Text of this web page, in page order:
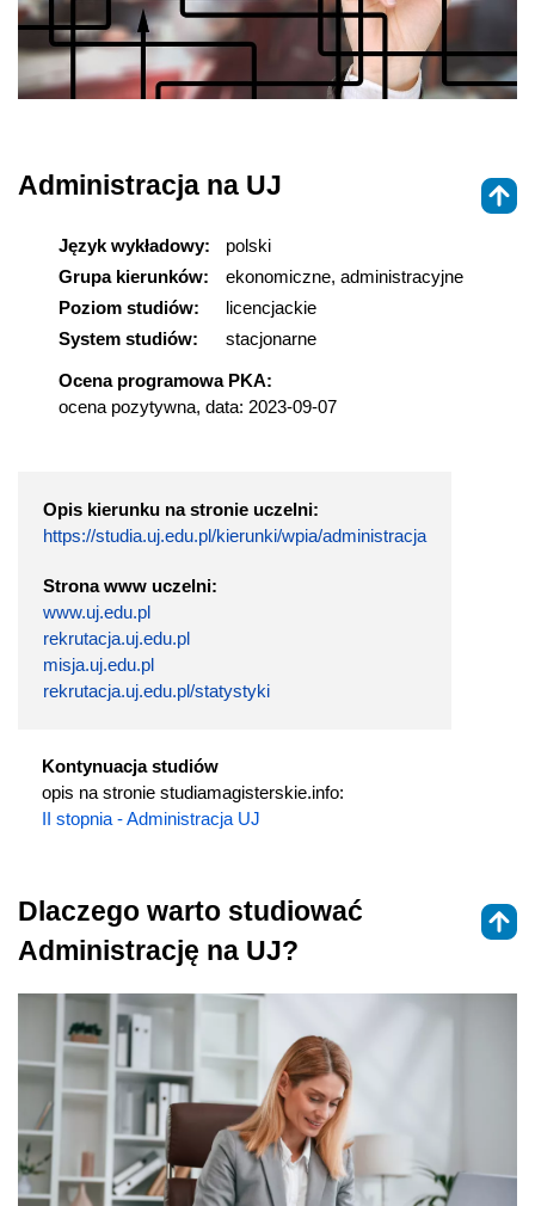
Administracja na UJ
Język wykładowy:
polski
Grupa kierunków:
ekonomiczne, administracyjne
Poziom studiów:
licencjackie
System studiów:
stacjonarne
Ocena programowa PKA:
ocena pozytywna, data: 2023-09-07
Opis kierunku na stronie uczelni:
https://studia.uj.edu.pl/kierunki/wpia/administracja
Strona www uczelni:
www.uj.edu.pl
rekrutacja.uj.edu.pl
misja.uj.edu.pl
rekrutacja.uj.edu.pl/statystyki
Kontynuacja studiów
opis na stronie studiamagisterskie.info:
II stopnia - Administracja UJ
Dlaczego warto studiować
Administrację na UJ?